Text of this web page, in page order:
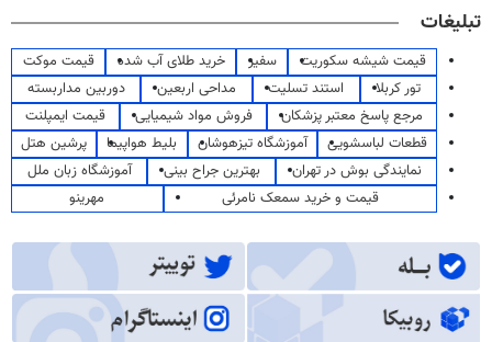
تبلیغات
قیمت شیشه سکوریت سفیر خرید طلای آب شده
قیمت موکت
تور کربلا
استند تسلیت مداحی اربعین
دوربین مداربسته
مرجع پاسخ معتبر پزشکان
فروش مواد شیمیایی
قیمت ایمپلنت
قطعات لباسشویی
آموزشگاه تیزهوشان بلیط هواپیما
پرشین هتل
نمایندگی بوش در تهران
بهترین جراح بینی
آموزشگاه زبان ملل
قیمت و خرید سمعک نامرئی
مهرینو